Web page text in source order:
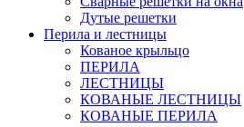
Дутые решетки
Перила и лестницы
Кованое крыльцо
ПЕРИЛА
ЛЕСТНИЦЫ
КОВАНЫЕ ЛЕСТНИЦЫ
КОВАНЫЕ ПЕРИЛА